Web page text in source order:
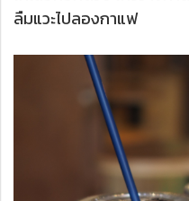
ลืมแวะไปลองกาแฟ